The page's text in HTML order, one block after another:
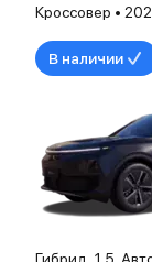
Кроссовер •
В наличии